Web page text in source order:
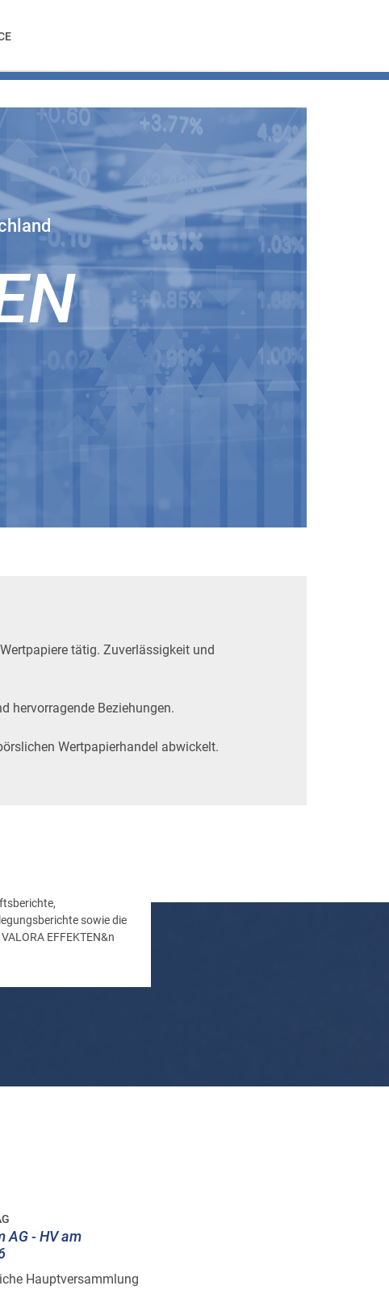
tätig. Zuverlässigkeit und
hervorragende Beziehungen.
Wertpapierhandel abwickelt.
sowie die
EFFEKTEN&n
AG - HV am
Hauptversammlung